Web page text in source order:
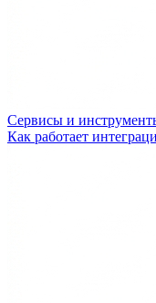
Сервисы и
Как работает